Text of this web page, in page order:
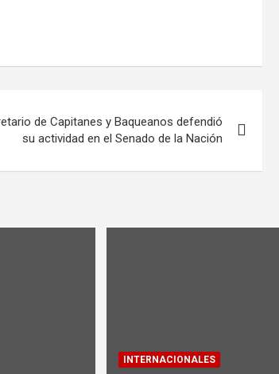
de Capitanes y Baqueanos defendió
su actividad en el Senado de la Nación
INTERNACIONALES